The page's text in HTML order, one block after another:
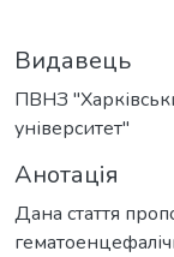
Видавець
ПВНЗ
університет"
Анотація
Дана стаття